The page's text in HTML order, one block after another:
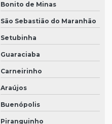
Bonito de Minas
São Sebastião do Maranhão
Setubinha
Guaraciaba
Carneirinho
Araújos
Buenópolis
Piranguinho